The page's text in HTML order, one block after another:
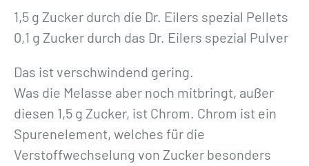
1,5 g Zucker durch die Dr. Eilers spezial Pellets
0,1 g Zucker durch das Dr. Eilers spezial Pulver
Das ist verschwindend gering.
Was die Melasse aber noch mitbringt, außer
diesen 1,5 g Zucker, ist Chrom. Chrom ist ein
Spurenelement, welches für die
Verstoffwechselung von Zucker besonders